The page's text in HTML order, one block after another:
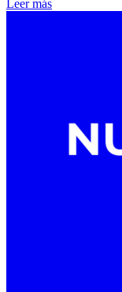
Leer más